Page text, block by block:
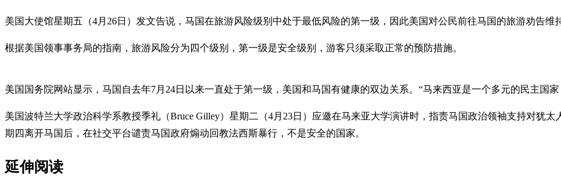
美国大使馆星期五（4月26日）发文告说，马国在旅游风险级别中处于最低风险的第一级，因此美国对公民前往马国的旅游劝告维
根据美国领事事务局的指南，旅游风险分为四个级别，第一级是安全级别，游客只须采取正常的预防措施。
美国国务院网站显示，马国自去年7月24日以来一直处于第一级，美国和马国有健康的双边关系。“马来西亚是一个多元的民主国
美国波特兰大学政治科学系教授季礼（Bruce Gilley）星期二（4月23日）应邀在马来亚大学演讲时，指责马国政治领袖支持对犹
期四离开马国后，在社交平台谴责马国政府煽动回教法西斯暴行，不是安全的国家。
延伸阅读